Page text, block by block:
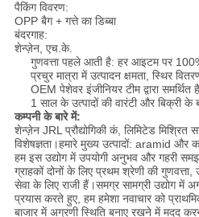
पैकिंग विवरण:
OPP बैग + गत्ते का डिब्बा
बंदरगाह:
शेन्ज़ेन, एच.के.
गुणवत्ता पहले आती है: हर आइटम पर
प्रचुर मात्रा में उत्पादन क्षमता, स्थिर
OEM पेशेवर इंजीनियर टीम द्वारा समर्थित
1 साल के उत्पादों की वारंटी और बिक्री के
कम्पनी के बारे में:
शेन्ज़ेन JRL प्रौद्योगिकी कं, लिमिटेड मिश्रित
विशेषज्ञता।हमारे मुख्य उत्पादों: aramid और
हम इस उद्योग में उपयोगी अनुभव और गहरी
ग्राहकों दोनों के लिए प्रथम श्रेणी की
सेवा के लिए राजी हैं।समग्र सामग्री उद्योग में
प्रयास करते हुए, हम हमेशा नवाचार को
बाजार में अग्रणी स्थिति बनाए रखने में मदद